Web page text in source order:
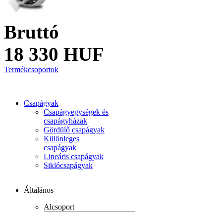
Bruttó
18 330 HUF
Termékcsoportok
Csapágyak
Csapágyegységek és
csapágyházak
Gördülő csapágyak
Különleges
csapágyak
Lineáris csapágyak
Siklócsapágyak
Általános
Alcsoport